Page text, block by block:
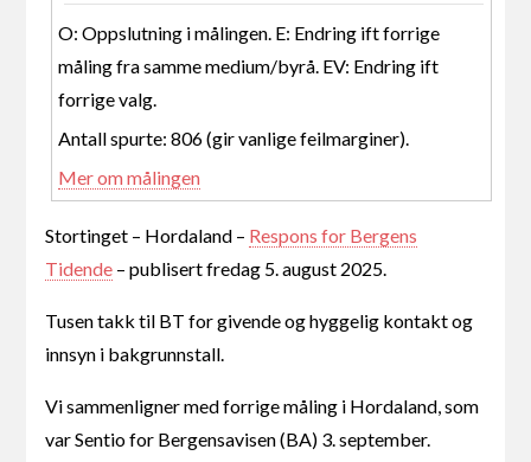
O: Oppslutning i målingen. E: Endring ift forrige
måling fra samme medium/byrå. EV: Endring ift
forrige valg.
Antall spurte: 806 (gir vanlige feilmarginer).
Mer om målingen
Stortinget – Hordaland – Respons for Bergens
Tidende – publisert fredag 5. august 2025.
Tusen takk til BT for givende og hyggelig kontakt og
innsyn i bakgrunnstall.
Vi sammenligner med forrige måling i Hordaland, som
var Sentio for Bergensavisen (BA) 3. september.